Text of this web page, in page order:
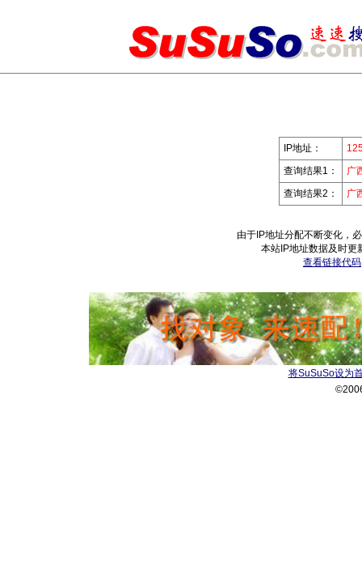
IP地址：
查询结果1：
广
查询结果2：
广
由于IP地址分配不断变化，
本站IP地址数据及时更
查看链接代码
将SuSuSo设为